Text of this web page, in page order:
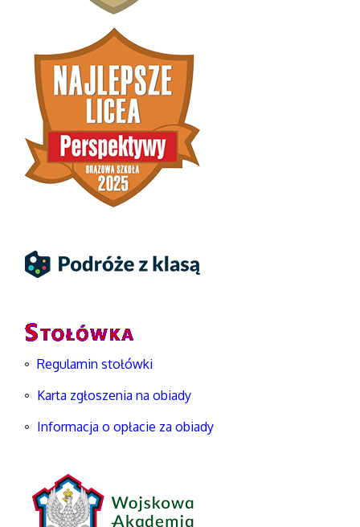
Regulamin stołówki
Karta zgłoszenia na obiady
Informacja o opłacie za obiady